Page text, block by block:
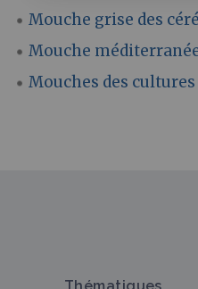
Mouche grise des
Mouche
Mouches des